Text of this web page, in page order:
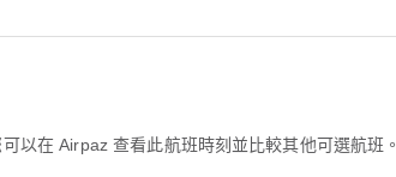
以在 Airpaz 查看此航班時刻並比較其他可選航班。